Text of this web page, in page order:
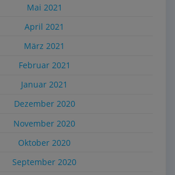
Mai 2021
April 2021
März 2021
Februar 2021
Januar 2021
Dezember 2020
November 2020
Oktober 2020
September 2020